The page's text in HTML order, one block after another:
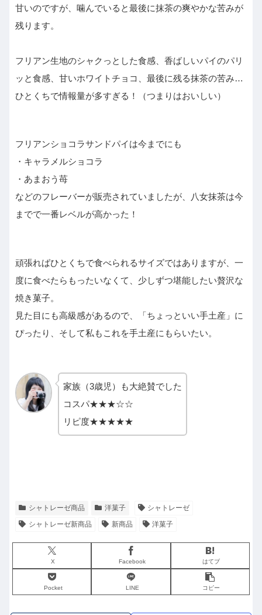
甘いのですが、噛んでいると最後に抹茶の爽やかな苦みが
残ります。
フリアン生地のシャクっとした食感、香ばしいパイのパリ
ッと食感、甘いホワイトチョコ、最後に残る抹茶の苦み…
ひとくちで情報量が多すぎる！（つまりはおいしい）
フリアンショコラサンドパイは今までにも
・キャラメルショコラ
・あまおう苺
などのフレーバーが販売されていましたが、八女抹茶は今
までで一番レベルが高かった！
頑張ればひとくちで食べられるサイズではありますが、一
度に食べたらもったいなくて、少しずつ堪能したい贅沢な
焼き菓子。
見た目にも高級感があるので、「ちょっといい手土産」に
ぴったり、そして私もこれを手土産にもらいたい。
家族（3歳児）も大絶賛でした
コスパ★★★☆☆
リピ度★★★★★
シャトレーゼ商品 洋菓子
シャトレーゼ
シャトレーゼ新商品
新商品 洋菓子
X Facebook はてブ
Pocket LINE コピー